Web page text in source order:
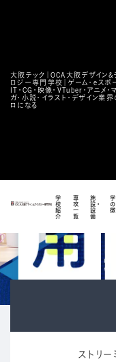
大阪テック｜OCA⼤阪デザイン&
ロジー専⾨学校｜ゲーム・eスポ
IT・CG・映像・VTuber・アニメ・
ガ・小説・イラスト・デザイン業界
ロになる
学
校
紹
介
専
攻
一
覧
施
設・
設
備
徴
ストリ